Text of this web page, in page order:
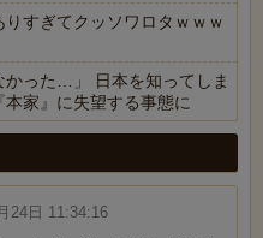
りすぎてクッソワロタｗｗｗ
かった…」 日本を知ってしま
家』に失望する事態に
24日 11:34:16